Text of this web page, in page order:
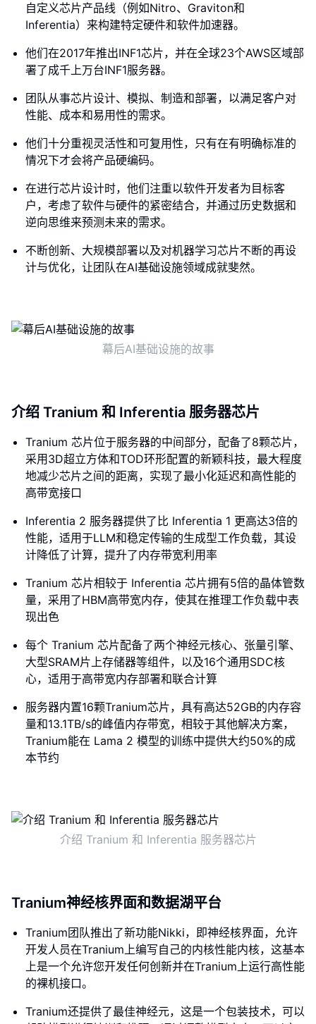
自定义芯片产品线（例如Nitro、Graviton和
Inferentia）来构建特定硬件和软件加速器。
他们在2017年推出INF1芯片，并在全球23个AWS区域部
署了成千上万台INF1服务器。
团队从事芯片设计、模拟、制造和部署，以满足客户对
性能、成本和易用性的需求。
他们十分重视灵活性和可复用性，只有在有明确标准的
情况下才会将产品硬编码。
在进行芯片设计时，他们注重以软件开发者为目标客
户，考虑了软件与硬件的紧密结合，并通过历史数据和
逆向思维来预测未来的需求。
不断创新、大规模部署以及对机器学习芯片不断的再设
计与优化，让团队在AI基础设施领域成就斐然。
幕后AI基础设施的故事
介绍 Tranium 和 Inferentia 服务器芯片
Tranium 芯片位于服务器的中间部分，配备了8颗芯片，
采用3D超立方体和TOD环形配置的新颖科技，最大程度
地减少芯片之间的距离，实现了最小化延迟和高性能的
高带宽接口
Inferentia 2 服务器提供了比 Inferentia 1 更高达3倍的
性能，适用于LLM和稳定传输的生成型工作负载，其设
计降低了计算，提升了内存带宽利用率
Tranium 芯片相较于 Inferentia 芯片拥有5倍的晶体管数
量，采用了HBM高带宽内存，使其在推理工作负载中表
现出色
每个 Tranium 芯片配备了两个神经元核心、张量引擎、
大型SRAM片上存储器等组件，以及16个通用SDC核
心，适用于高带宽内存部署和联合计算
服务器内置16颗Tranium芯片，具有高达52GB的内存容
量和13.1TB/s的峰值内存带宽，相较于其他解决方案，
Tranium能在 Lama 2 模型的训练中提供大约50%的成
本节约
介绍 Tranium 和 Inferentia 服务器芯片
Tranium神经核界面和数据湖平台
Tranium团队推出了新功能Nikki，即神经核界面，允许
开发人员在Tranium上编写自己的内核性能内核，这基本
上是一个允许您开发任何创新并在Tranium上运行高性能
的裸机接口。
Tranium还提供了最佳神经元，这是一个包装技术，可以